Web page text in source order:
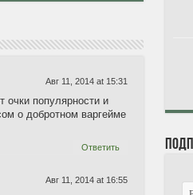
Авг 11, 2014 at 15:31
популярности и
о добротном варгейме
Ответить
Авг 11, 2014 at 16:55